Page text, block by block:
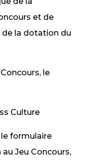
et de
de la dotation du
le
Culture
formulaire
Jeu Concours,